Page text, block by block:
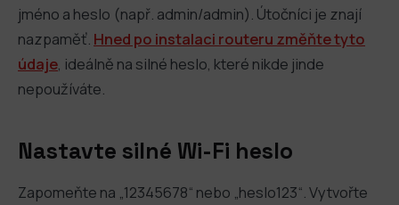
jméno a heslo (např. admin/admin). Útočníci je znají
nazpaměť. Hned po instalaci routeru změňte tyto
údaje , ideálně na silné heslo, které nikde jinde
nepoužíváte.
Nastavte silné Wi-Fi heslo
Zapomeňte na „12345678“ nebo „heslo123“. Vytvořte